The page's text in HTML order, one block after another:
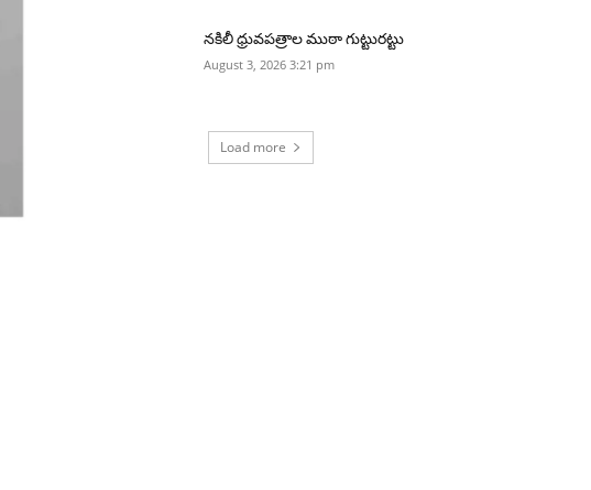
నకిలీ ధ్రువపత్రాల ముఠా గుట్టురట్టు
August 3, 2026 3:21 pm
Load more